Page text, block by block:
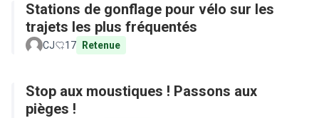
Stations de gonflage pour vélo sur les
trajets les plus fréquentés
CJ 17 Retenue
Stop aux moustiques ! Passons aux
pièges !